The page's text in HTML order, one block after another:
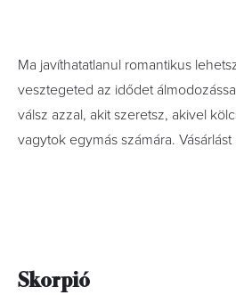
Ma javíthatatlanul romantikus
vesztegeted az idődet
válsz azzal, akit szeretsz, akivel
vagytok egymás számára.
Skorpió